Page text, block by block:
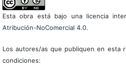
Esta obra está bajo una licencia
Atribución-NoComercial 4.0.
Los autores/as que publiquen en esta
condiciones: